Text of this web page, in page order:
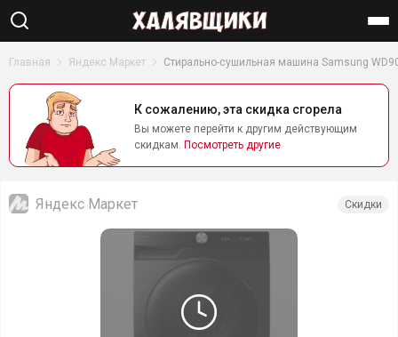
Найти
Главная Яндекс Маркет Стирально-сушильная машина Samsung
К сожалению, эта скидка сгорела
Вы можете перейти к другим действующим
скидкам. Посмотреть другие
Яндекс Маркет Скидки